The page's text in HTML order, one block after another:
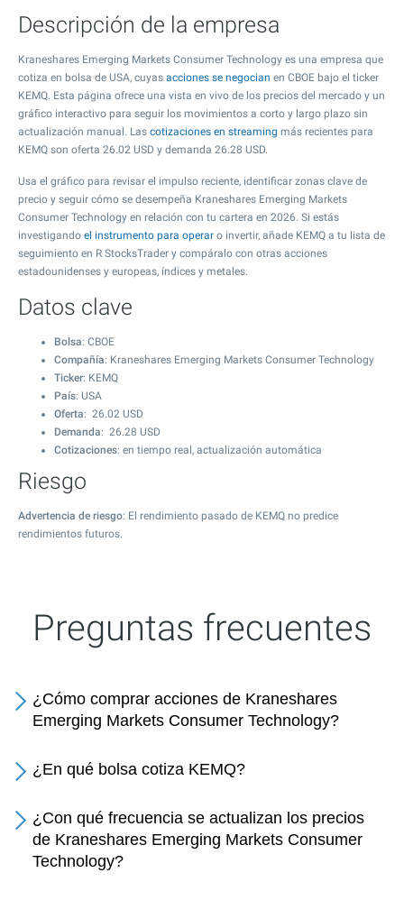
Descripción de la empresa
Kraneshares Emerging Markets Consumer Technology es una empresa que
cotiza en bolsa de USA, cuyas acciones se negocian en CBOE bajo el ticker
KEMQ. Esta página ofrece una vista en vivo de los precios del mercado y un
gráfico interactivo para seguir los movimientos a corto y largo plazo sin
actualización manual. Las cotizaciones en streaming más recientes para
KEMQ son oferta 26.02 USD y demanda 26.28 USD.
Usa el gráfico para revisar el impulso reciente, identificar zonas clave de
precio y seguir cómo se desempeña Kraneshares Emerging Markets
Consumer Technology en relación con tu cartera en 2026. Si estás
investigando el instrumento para operar o invertir, añade KEMQ a tu lista de
seguimiento en R StocksTrader y compáralo con otras acciones
estadounidenses y europeas, índices y metales.
Datos clave
Bolsa: CBOE
Compañía: Kraneshares Emerging Markets Consumer Technology
Ticker: KEMQ
País: USA
Oferta: 26.02 USD
Demanda: 26.28 USD
Cotizaciones: en tiempo real, actualización automática
Riesgo
Advertencia de riesgo: El rendimiento pasado de KEMQ no predice
rendimientos futuros.
Preguntas frecuentes
¿Cómo comprar acciones de Kraneshares
Emerging Markets Consumer Technology?
¿En qué bolsa cotiza KEMQ?
¿Con qué frecuencia se actualizan los precios
de Kraneshares Emerging Markets Consumer
Technology?